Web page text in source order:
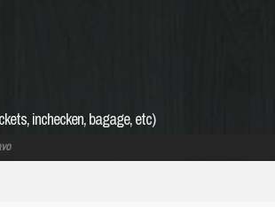
inchecken, bagage, etc)